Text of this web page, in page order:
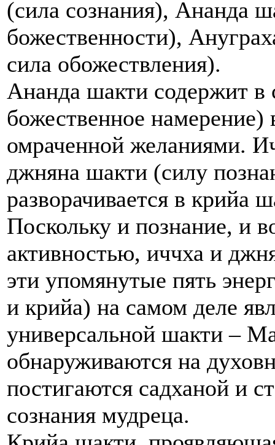
(сила сознания), Ананда
божественности),
сила обожествления).
Ананда шакти содержит
божественное
омраченной желаниями.
джняна шакти (силу
разворачивается в крийа
Поскольку и познание, и
активностью, иччха и
эти упомянутые пять
и крийа) на самом деле
универсальной шакти –
обнаруживаются на
постигаются садханой и
сознания мудреца.